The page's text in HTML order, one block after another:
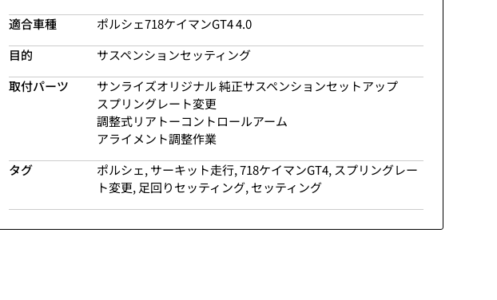
適合車種
ポルシェ718ケイマンGT4 4.0
目的
サスペンションセッティング
取付パーツ
サンライズオリジナル 純正サスペンションセットアップ
スプリングレート変更
調整式リアトーコントロールアーム
アライメント調整作業
タグ
ポルシェ, サーキット走行,718ケイマンGT4, スプリングレー
ト変更, 足回りセッティング, セッティング